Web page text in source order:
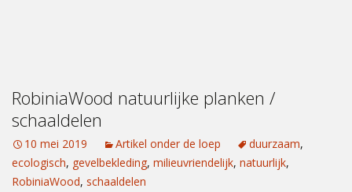
RobiniaWood natuurlijke planken /
schaaldelen
10 mei 2019 Artikel onder de loep duurzaam,
ecologisch, gevelbekleding, milieuvriendelijk, natuurlijk,
RobiniaWood, schaaldelen